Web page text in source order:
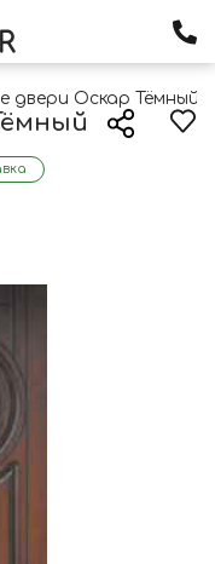
двери Оскар Тёмный